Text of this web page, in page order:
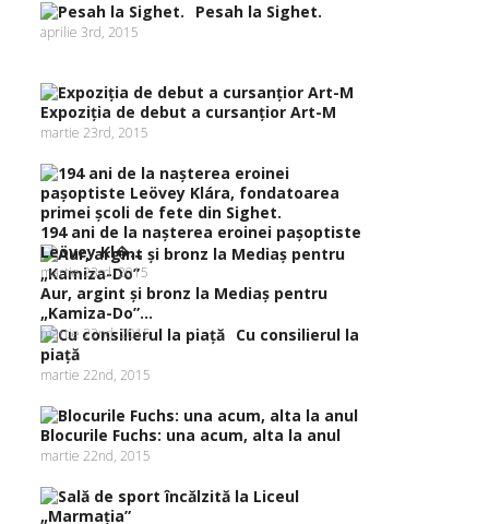
Pesah la Sighet.
aprilie 3rd, 2015
Expoziţia de debut a cursanţior Art-M
martie 23rd, 2015
194 ani de la naşterea eroinei paşoptiste
Leövey Kl�...
martie 23rd, 2015
Aur, argint şi bronz la Mediaş pentru
„Kamiza-Do”...
martie 22nd, 2015
Cu consilierul la
piaţă
martie 22nd, 2015
Blocurile Fuchs: una acum, alta la anul
martie 22nd, 2015